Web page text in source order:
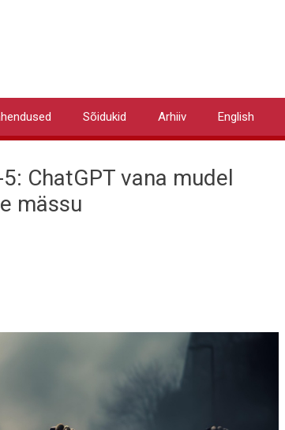
Sõidukid Arhiiv English
ChatGPT vana mudel
mässu